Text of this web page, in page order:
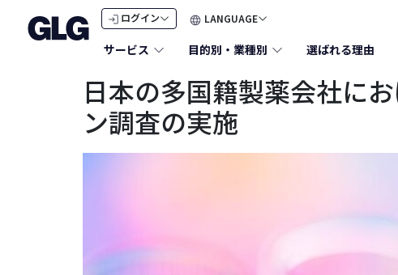
ログイン LANGUAGE
サービス 目的別・業種別 選ばれる理由
日本の多国籍製薬会社に
ン調査の実施